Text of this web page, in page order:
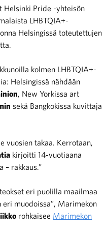
Helsinki Pride -yhteisön
LHBTQIA+-
Helsingissä toteutettujen
kolmen LHBTQIA+-
Helsingissä nähdään
, New Yorkissa art
sekä Bangkokissa kuvittaja
vuosien takaa. Kerrotaan,
kirjoitti 14-vuotiaana
– rakkaus.”
eri puolilla maailmaa
muodoissa”, Marimekon
rohkaisee Marimekon